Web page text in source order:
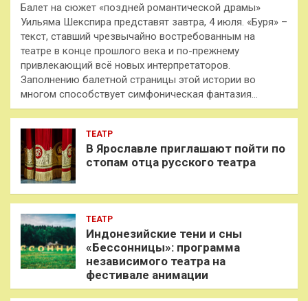
Балет на сюжет «поздней романтической драмы»
Уильяма Шекспира представят завтра, 4 июля. «Буря» –
текст, ставший чрезвычайно востребованным на
театре в конце прошлого века и по-прежнему
привлекающий всё новых интерпретаторов.
Заполнению балетной страницы этой истории во
многом способствует симфоническая фантазия…
ТЕАТР
В Ярославле приглашают пойти по
стопам отца русского театра
ТЕАТР
Индонезийские тени и сны
«Бессонницы»: программа
независимого театра на
фестивале анимации